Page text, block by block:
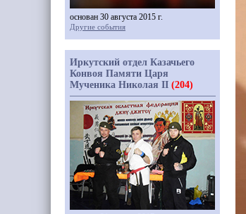
основан 30 августа 2015 г.
Другие события
Иркутский отдел Казачьего
Конвоя Памяти Царя
Мученика Николая II (204)